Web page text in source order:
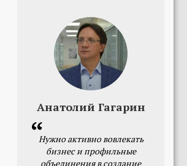
Анатолий Гагарин
Нужно активно вовлекать
бизнес и профильные
объединения в создание